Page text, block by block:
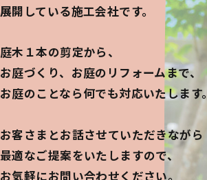
展開している施工会社です。
庭木１本の剪定から、
お庭づくり、お庭のリフォームまで、
お庭のことなら何でも対応いたします。
お客さまとお話させていただきながら
最適なご提案をいたしますので、
お気軽にお問い合わせください。